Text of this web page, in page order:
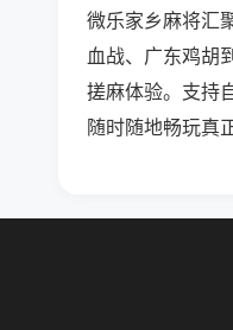
微乐家乡麻将汇
血战、广东鸡胡
搓麻体验。支持
随时随地畅玩真